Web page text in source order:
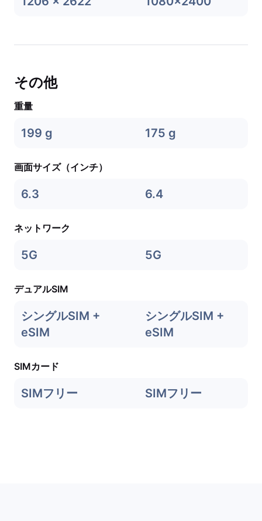
その他
重量
199 g 175 g
画面サイズ（インチ）
6.3 6.4
ネットワーク
5G 5G
デュアルSIM
シングルSIM +
eSIM
シングルSIM +
eSIM
SIMカード
SIMフリー SIMフリー